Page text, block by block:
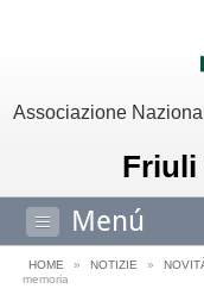
Associazione
Friuli
Menú
HOME » NOTIZIE »
memoria